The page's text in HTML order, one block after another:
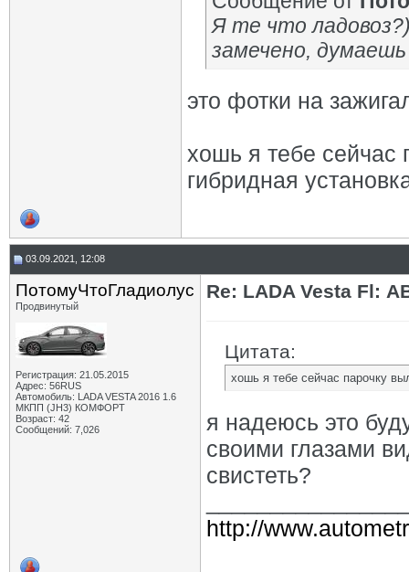
Я те что
замечено,
это фотки на
хошь я тебе сейчас
гибридная
03.09.2021, 12:08
ПотомуЧтоГладиолус
Продвинутый
Регистрация: 21.05.2015
Адрес: 56RUS
Автомобиль: LADA VESTA 2016 1.6
МКПП (JH3) КОМФОРТ
Возраст: 42
Сообщений: 7,026
Re: LADA Vesta Fl:
Цитата:
хошь я тебе сейчас парочку
я надеюсь это
своими глазами
свистеть?
http://